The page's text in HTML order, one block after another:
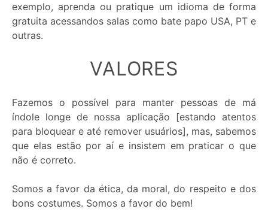
Perfil:
exemplo, aprenda ou pratique um idioma de forma
gratuita acessandos salas como bate papo USA, PT e
outras.
VALORES
Fazemos o possível para manter pessoas de má
índole longe de nossa aplicação [estando atentos
para bloquear e até remover usuários], mas, sabemos
que elas estão por aí e insistem em praticar o que
não é correto.
Somos a favor da ética, da moral, do respeito e dos
bons costumes. Somos a favor do bem!